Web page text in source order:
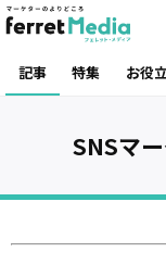
記事 特集 お役
SNSマ